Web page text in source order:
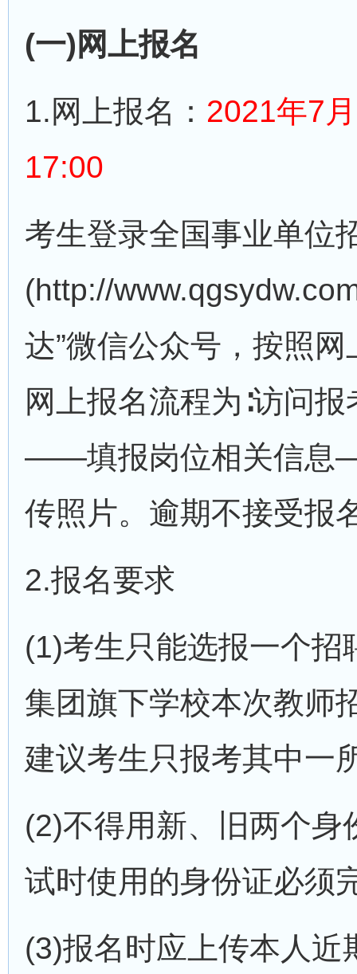
(一)网上报名
1.网上报名： 2021年7
17:00
考生登录全国事业单位
(http://
达”微信公众号，按照
网上报名流程为∶访问
——填报岗位相关信
传照片。逾期不接受报
2.报名要求
(1)考生只能选报一个
集团旗下学校本次教师
建议考生只报考其中一
(2)不得用新、旧两个
试时使用的身份证必须
(3)报名时应上传本人